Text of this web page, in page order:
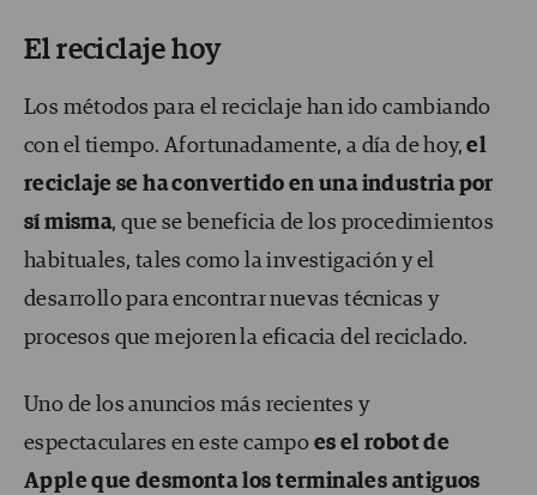
El reciclaje hoy
Los métodos para el reciclaje han ido cambiando
con el tiempo. Afortunadamente, a día de hoy,el
reciclaje se ha convertido en una industria por
sí misma, que se beneficia de los procedimientos
habituales, tales como la investigación y el
desarrollo para encontrar nuevas técnicas y
procesos que mejoren la eficacia del reciclado.
Uno de los anuncios más recientes y
espectaculares en este campo es el robot de
Apple que desmonta los terminales antiguos